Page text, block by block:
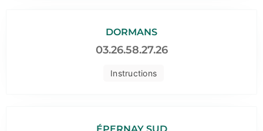
Instructions
DORMANS
03.26.58.27.26